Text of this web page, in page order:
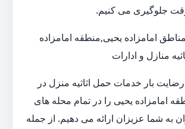
جلوگیری می کنیم.
امامزاده یحیی,منطقه امامزاده
منازل و ادارات
رضایت بار خدمات حمل اثاثیه منزل در
امامزاده یحیی را در تمام محله های
به شما عزیزان ارائه می دهیم. از جمله